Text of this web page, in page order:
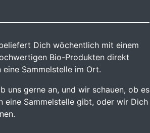
Dich wöchentlich mit einem
Bio-Produkten direkt
eine Sammelstelle im Ort.
uns gerne an, und wir schauen, ob es
eine Sammelstelle gibt, oder wir Dich